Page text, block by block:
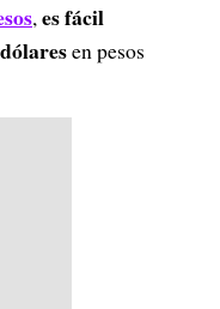
,es fácil
en pesos